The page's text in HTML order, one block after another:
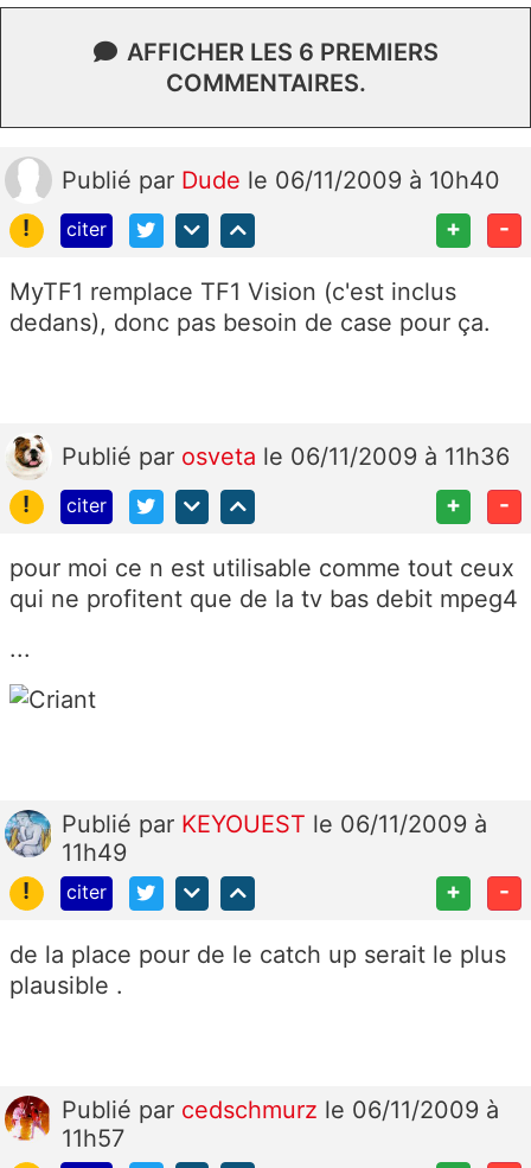
AFFICHER LES 6 PREMIERS
COMMENTAIRES.
Publié par Dude le 06/11/2009 à 10h40
!
citer + -
MyTF1 remplace TF1 Vision (c'est inclus
dedans), donc pas besoin de case pour ça.
Publié par osveta le 06/11/2009 à 11h36
!
citer + -
pour moi ce n est utilisable comme tout ceux
qui ne profitent que de la tv bas debit mpeg4
...
Publié par KEYOUEST le 06/11/2009 à
11h49
!
citer + -
de la place pour de le catch up serait le plus
plausible .
Publié par cedschmurz le 06/11/2009 à
11h57